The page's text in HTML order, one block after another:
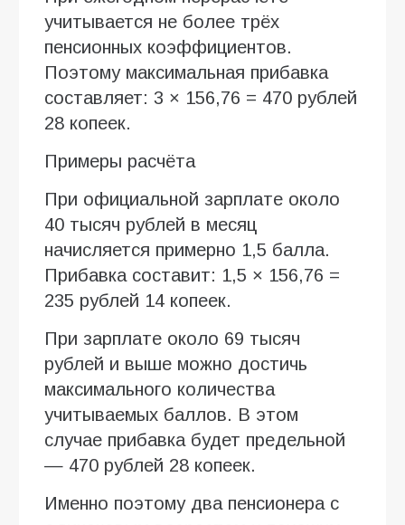
учитывается не более трёх
пенсионных коэффициентов.
Поэтому максимальная прибавка
составляет: 3 × 156,76 = 470 рублей
28 копеек.
Примеры расчёта
При официальной зарплате около
40 тысяч рублей в месяц
начисляется примерно 1,5 балла.
Прибавка составит: 1,5 × 156,76 =
235 рублей 14 копеек.
При зарплате около 69 тысяч
рублей и выше можно достичь
максимального количества
учитываемых баллов. В этом
случае прибавка будет предельной
— 470 рублей 28 копеек.
Именно поэтому два пенсионера с